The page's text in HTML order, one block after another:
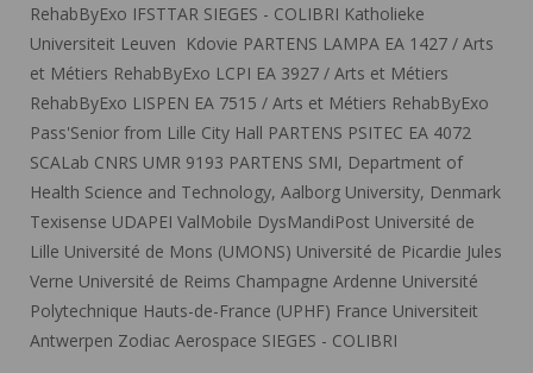
RehabByExo IFSTTAR SIEGES - COLIBRI Katholieke
Universiteit Leuven Kdovie PARTENS LAMPA EA 1427 / Arts
et Métiers RehabByExo LCPI EA 3927 / Arts et Métiers
RehabByExo LISPEN EA 7515 / Arts et Métiers RehabByExo
Pass'Senior from Lille City Hall PARTENS PSITEC EA 4072
SCALab CNRS UMR 9193 PARTENS SMI, Department of
Health Science and Technology, Aalborg University, Denmark
Texisense UDAPEI ValMobile DysMandiPost Université de
Lille Université de Mons (UMONS) Université de Picardie Jules
Verne Université de Reims Champagne Ardenne Université
Polytechnique Hauts-de-France (UPHF) France Universiteit
Antwerpen Zodiac Aerospace SIEGES - COLIBRI